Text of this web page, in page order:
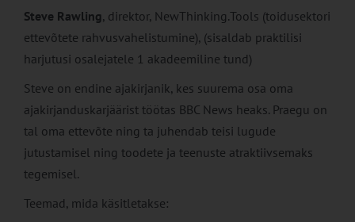
Steve Rawling, direktor, NewThinking.Tools (toidusektori
ettevõtete rahvusvahelistumine), (sisaldab praktilisi
harjutusi osalejatele 1 akadeemiline tund)
Steve on endine ajakirjanik, kes suurema osa oma
ajakirjanduskarjäärist töötas BBC News heaks. Praegu on
tal oma ettevõte ning ta juhendab teisi lugude
jutustamisel ning toodete ja teenuste atraktiivsemaks
tegemisel.
Teemad, mida käsitletakse: